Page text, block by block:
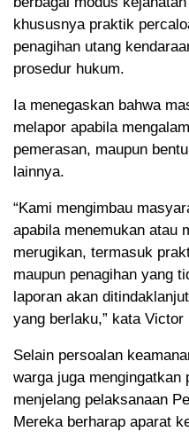
khususnya praktik
penagihan utang
prosedur hukum.
Ia menegaskan bahwa
melapor apabila
pemerasan, maupun
lainnya.
“Kami mengimbau
apabila menemukan atau
merugikan, termasuk
maupun penagihan yang
laporan akan
yang berlaku,” kata Victor
Selain persoalan
warga juga mengingatkan
menjelang pelaksanaan
Mereka berharap aparat